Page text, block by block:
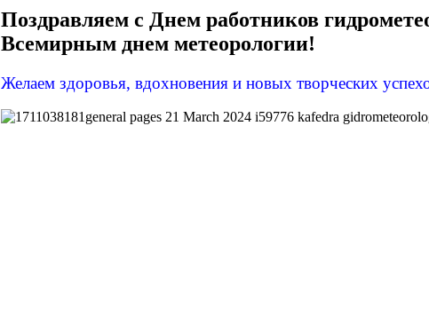
Поздравляем с Днем работников
Всемирным днем метеорологии!
Желаем здоровья, вдохновения и новых творческих